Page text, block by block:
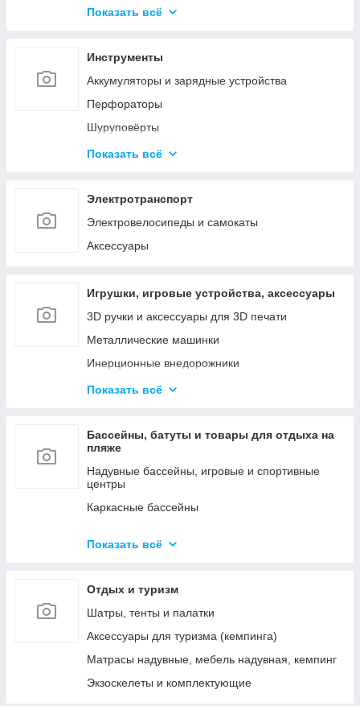
Умное освещение
Пилы цепные
Очистители высокого давления
Триммеры и электрокосы
Акссесуары
Показать всё
Инструменты
Аккумуляторы и зарядные устройства
Перфораторы
Шуруповёрты
Шлифовальные машины
Наборы инструментов
Сетевые инструменты
Контрольно - измерительные приборы
Показать всё
Электротранспорт
Электровелосипеды и самокаты
Аксессуары
Игрушки, игровые устройства, аксессуары
3D ручки и аксессуары для 3D печати
Металлические машинки
Инерционные внедорожники
Радиоуправляемые машинки и роботы
Конструкторы
Показать всё
Бассейны, батуты и товары для отдыха на
пляже
Надувные бассейны, игровые и спортивные
центры
Каркасные бассейны
Лестницы, тенты, подложки и др. аксессуары
аксессуаров
Пляжные надувные матрасы и шезлонги
Показать всё
Отдых и туризм
Шатры, тенты и палатки
Аксессуары для туризма (кемпинга)
Матрасы надувные, мебель надувная, кемпинг
Экзоскелеты и комплектующие